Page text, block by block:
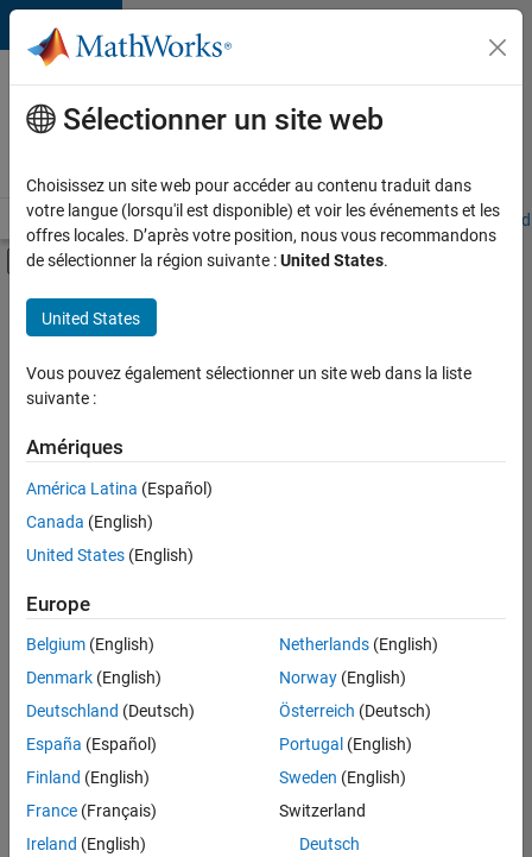
Passer au contenu
Votre
carrière
chez
Accueil Explorer nos opportunités Adresses de nos bureaux
Activer/désactiver l'affichage du menu
Contenu principal
FILTRER PAR
Infrastructure et architecture
Développement de produits
Rédaction technique
Actuellement,
aucune
offre
d'emploi
correspondant
à vos
critères
de
recherche.
Vous
pouvez
élargir
votre
recherche
Sélectionner un site web
Choisissez un site web pour accéder au contenu traduit dans
votre langue (lorsqu'il est disponible) et voir les événements et les
offres locales. D’après votre position, nous vous recommandons
de sélectionner la région suivante :United States.
United States
Vous pouvez également sélectionner un site web dans la liste
suivante :
Amériques
América Latina (Español)
Canada (English)
United States (English)
Europe
Belgium (English)
Denmark (English)
Deutschland (Deutsch)
España (Español)
Finland (English)
France (Français)
Ireland (English)
Netherlands(English)
Norway(English)
Österreich (Deutsch)
Portugal (English)
Sweden (English)
Switzerland
Deutsch